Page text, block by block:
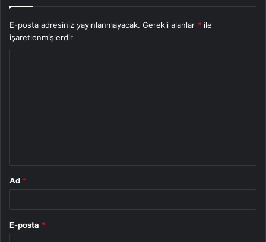
E-posta adresiniz yayınlanmayacak. Gerekli alanlar * ile
işaretlenmişlerdir
Ad *
E-posta *